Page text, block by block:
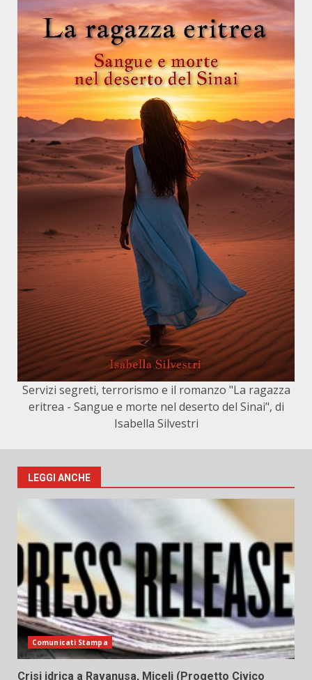
Servizi segreti, terrorismo e il romanzo "La ragazza
eritrea - Sangue e morte nel deserto del Sinai", di
Isabella Silvestri
LEGGI ANCHE
Comunicati Stampa
Crisi idrica a Ravanusa, Miceli (Progetto Civico